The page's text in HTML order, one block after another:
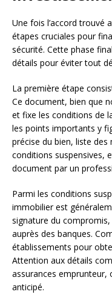
Une fois l’accord trouvé
étapes cruciales pour
sécurité. Cette phase
détails pour éviter tout
La première étape
Ce document, bien que
et fixe les conditions de
les points importants y
précise du bien, liste
conditions suspensives,
document par un
Parmi les conditions
immobilier est
signature du
auprès des banques.
établissements pour
Attention aux détails
assurances emprunteur,
anticipé.